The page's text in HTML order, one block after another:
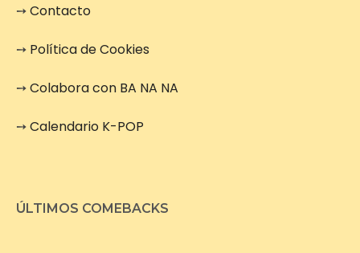
➙Contacto
➙ Política de Cookies
➙Colabora con BA NA NA
➙Calendario K-POP
ÚLTIMOS COMEBACKS